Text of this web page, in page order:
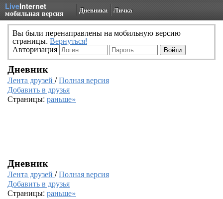
LiveInternet
мобильная версия Дневники Личка
Вы были перенаправлены на мобильную версию
страницы. Вернуться!
Авторизация
Дневник
Лента друзей /Полная версия
Добавить в друзья
Страницы: раньше»
Дневник
Лента друзей /Полная версия
Добавить в друзья
Страницы: раньше»